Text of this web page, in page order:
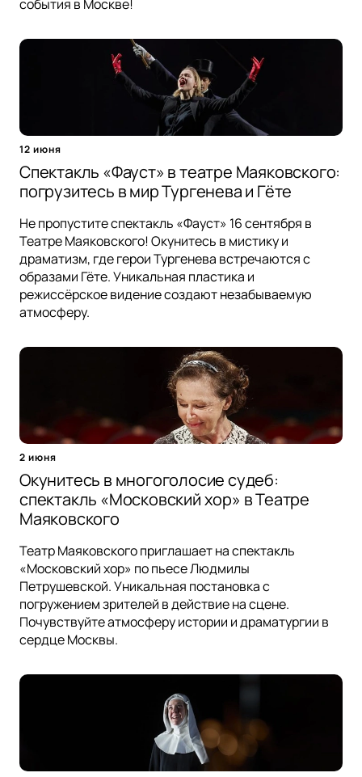
события в Москве!
12 июня
Спектакль «Фауст» в театре Маяковского:
погрузитесь в мир Тургенева и Гёте
Не пропустите спектакль «Фауст» 16 сентября в
Театре Маяковского! Окунитесь в мистику и
драматизм, где герои Тургенева встречаются с
образами Гёте. Уникальная пластика и
режиссёрское видение создают незабываемую
атмосферу.
2 июня
Окунитесь в многоголосие судеб:
спектакль «Московский хор» в Театре
Маяковского
Театр Маяковского приглашает на спектакль
«Московский хор» по пьесе Людмилы
Петрушевской. Уникальная постановка с
погружением зрителей в действие на сцене.
Почувствуйте атмосферу истории и драматургии в
сердце Москвы.